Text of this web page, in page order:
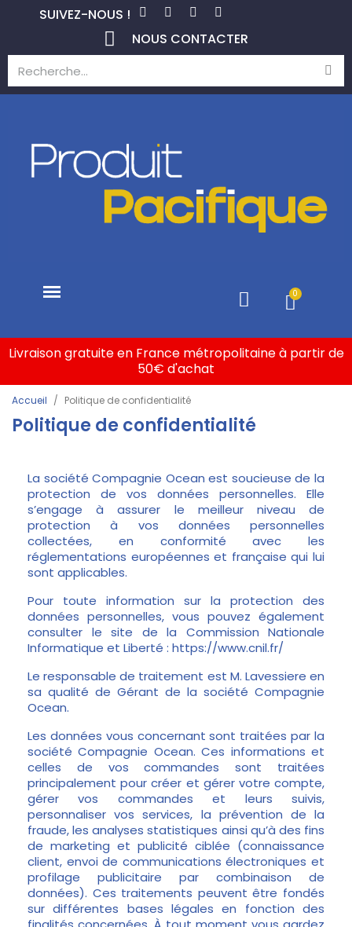
SUIVEZ-NOUS !
NOUS CONTACTER
Livraison gratuite en France métropolitaine à partir de
50€ d'achat
Accueil Politique de confidentialité
Politique de confidentialité
La société Compagnie Ocean est soucieuse de la
protection de vos données personnelles. Elle
s’engage à assurer le meilleur niveau de
protection à vos données personnelles
collectées, en conformité avec les
réglementations européennes et française qui lui
sont applicables.
Pour toute information sur la protection des
données personnelles, vous pouvez également
consulter le site de la Commission Nationale
Informatique et Liberté : https://www.cnil.fr/
Le responsable de traitement est M. Lavessiere en
sa qualité de Gérant de la société Compagnie
Ocean.
Les données vous concernant sont traitées par la
société Compagnie Ocean. Ces informations et
celles de vos commandes sont traitées
principalement pour créer et gérer votre compte,
gérer vos commandes et leurs suivis,
personnaliser vos services, la prévention de la
fraude, les analyses statistiques ainsi qu’à des fins
de marketing et publicité ciblée (connaissance
client, envoi de communications électroniques et
profilage publicitaire par combinaison de
données). Ces traitements peuvent être fondés
sur différentes bases légales en fonction des